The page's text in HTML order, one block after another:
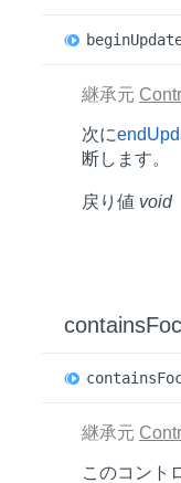
begin
継承元
次に
断します。
戻り値 void
contains
contains
継承元
このコント